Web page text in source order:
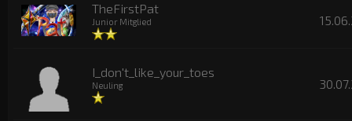
TheFirstPat
Junior Mitglied
I_don't_like_your_toes
Neuling